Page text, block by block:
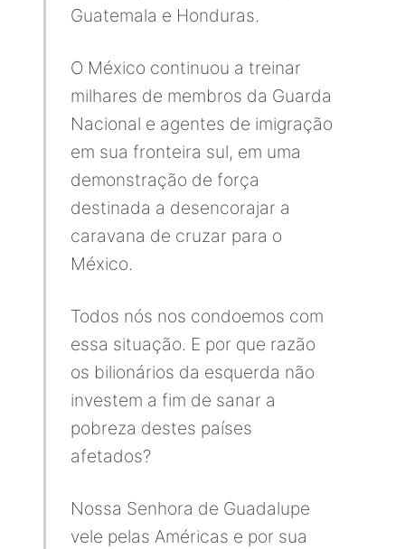
Guatemala e Honduras.
O México continuou a treinar
milhares de membros da Guarda
Nacional e agentes de imigração
em sua fronteira sul, em uma
demonstração de força
destinada a desencorajar a
caravana de cruzar para o
México.
Todos nós nos condoemos com
essa situação. E por que razão
os bilionários da esquerda não
investem a fim de sanar a
pobreza destes países
afetados?
Nossa Senhora de Guadalupe
vele pelas Américas e por sua